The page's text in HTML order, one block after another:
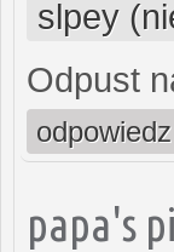
slpey
Odpust
odpowiedz
papa's